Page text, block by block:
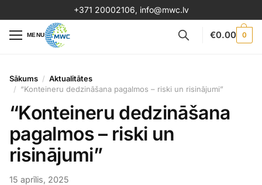
+371 20002106, info@mwc.lv
MENU €0.00 0
Sākums
Aktualitātes
“Konteineru dedzināšana pagalmos – riski un risinājumi”
“Konteineru dedzināšana
pagalmos – riski un
risinājumi”
15 aprīlis, 2025